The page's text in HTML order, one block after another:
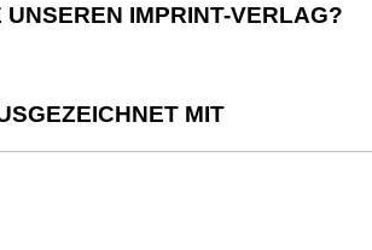
UNSEREN IMPRINT-VERLAG?
MIT